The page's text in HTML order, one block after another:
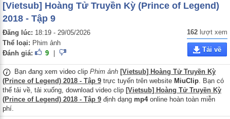
[Vietsub] Hoàng Tử Truyền Kỳ (Prince of Legend)
2018 - Tập 9
Đăng lúc: 18:19 - 29/05/2026
Thể loại: Phim ảnh
Đánh giá:
9
162 lượt xem
Tải về
Bạn đang xem video clip Phim ảnh [Vietsub] Hoàng Tử Truyền Kỳ
(Prince of Legend) 2018 - Tập 9 trực tuyến trên website MiuClip. Bạn có
thể tải về, tải xuống, download video clip [Vietsub] Hoàng Tử Truyền Kỳ
(Prince of Legend) 2018 - Tập 9 định dạng mp4online hoàn toàn miễn
phí.